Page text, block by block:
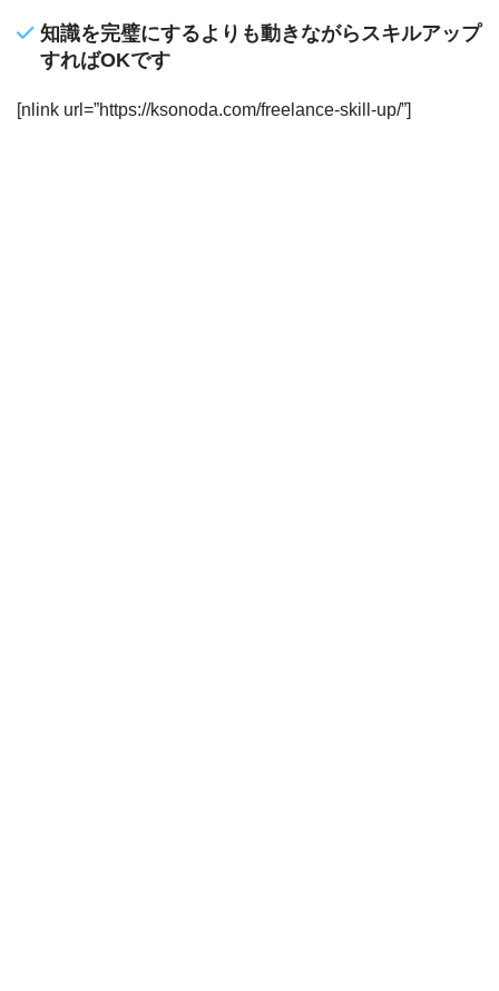
知識を完璧にするよりも動きながらスキルアップ
すればOKです
[nlink url=”https://ksonoda.com/freelance-skill-up/”]